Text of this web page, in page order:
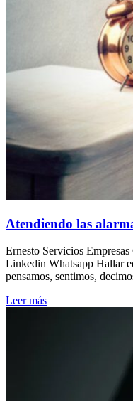
Atendiendo las
Ernesto Servicios
Linkedin Whatsapp Hallar
pensamos, sentimos,
Leer más